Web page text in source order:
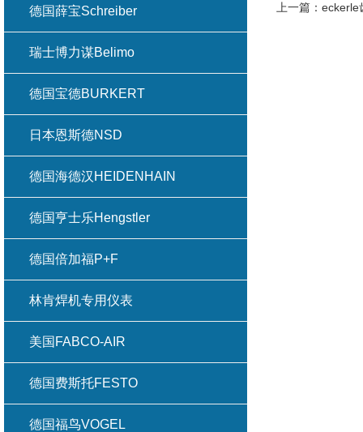
上一篇： eckerle
德国薛宝Schreiber
瑞士博力谋Belimo
德国宝德BURKERT
日本恩斯德NSD
德国海德汉HEIDENHAIN
德国亨士乐Hengstler
德国倍加福P+F
林肯焊机专用仪表
美国FABCO-AIR
德国费斯托FESTO
德国福鸟VOGEL